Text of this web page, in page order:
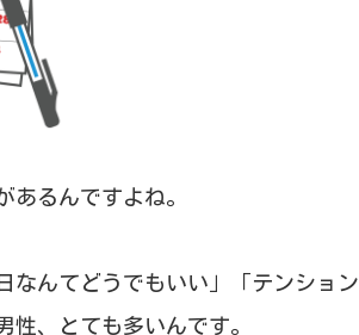
あるんですよね。
なんてどうでもいい」「テンション
、とても多いんです。